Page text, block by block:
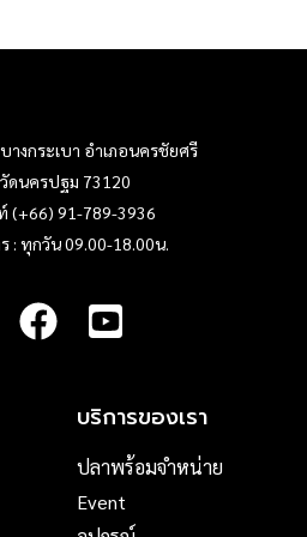
างกระเบา อำเภอนครชัยศรี
ดนครปฐม 73120
(+66) 91-789-3936
: ทุกวัน 09.00-18.00น.
บริการของเรา
ปลาพร้อมจำหน่าย
Event